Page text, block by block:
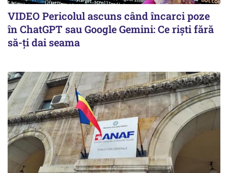
VIDEO Pericolul ascuns când încarci poze
în ChatGPT sau Google Gemini: Ce riști fără
să-ți dai seama